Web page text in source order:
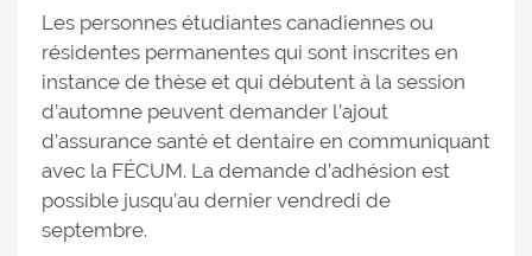
Les personnes étudiantes canadiennes ou
résidentes permanentes qui sont inscrites en
instance de thèse et qui débutent à la session
d’automne peuvent demander l’ajout
d’assurance santé et dentaire en communiquant
avec la FÉCUM. La demande d’adhésion est
possible jusqu’au dernier vendredi de
septembre.